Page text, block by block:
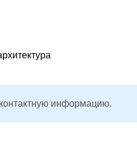
информацию.